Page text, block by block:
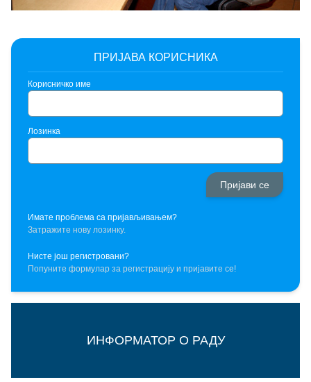
ПРИЈАВА КОРИСНИКА
Корисничко име
Лозинка
Имате проблема са пријављивањем?
Затражите нову лозинку.
Нисте још регистровани?
Попуните формулар за регистрацију и пријавите се!
ИНФОРМАТОР О РАДУ